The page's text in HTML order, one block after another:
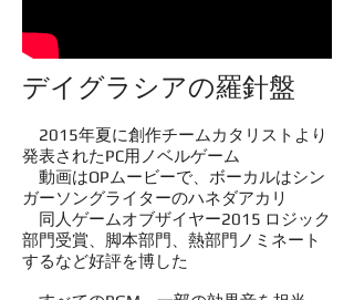
デイグラシアの羅針盤
2015年夏に創作チームカタリストより
発表されたPC用ノベルゲーム
動画はOPムービーで、ボーカルはシン
ガーソングライターのハネダアカリ
同人ゲームオブザイヤー2015 ロジック
部門受賞、脚本部門、熱部門ノミネート
するなど好評を博した